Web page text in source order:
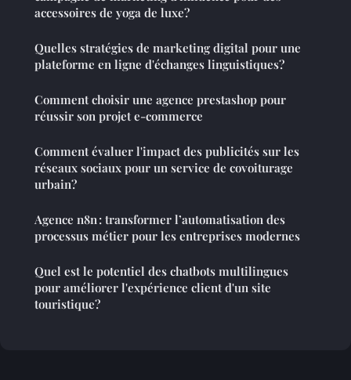
accessoires de yoga de luxe?
Quelles stratégies de marketing digital pour une
plateforme en ligne d'échanges linguistiques?
Comment choisir une agence prestashop pour
réussir son projet e-commerce
Comment évaluer l'impact des publicités sur les
réseaux sociaux pour un service de covoiturage
urbain?
Agence n8n : transformer l’automatisation des
processus métier pour les entreprises modernes
Quel est le potentiel des chatbots multilingues
pour améliorer l'expérience client d'un site
touristique?